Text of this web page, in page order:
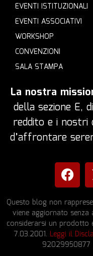
EVENTI ISTITUZIONALI
EVENTI ASSOCIATIVI
WORKSHOP
CONVENZIONI
SALA STAMPA
La nostra
della sezione E,
reddito e i
d’affrontare
Questo blog non
viene aggiornato
considerarsi un prodotto
7.03.2001. Leggi il